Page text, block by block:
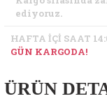
ediyoruz.
HAFTA İÇİ SAAT
GÜN KARGODA!
ÜRÜN